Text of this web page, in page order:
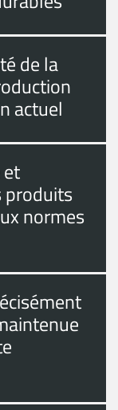
de la
actuel
et
produits
normes